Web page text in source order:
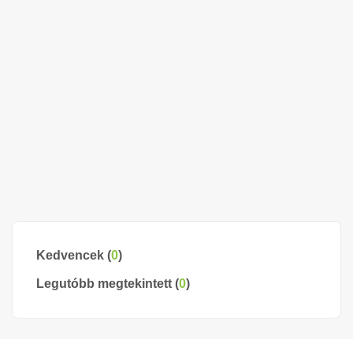
Kedvencek (0)
Legutóbb megtekintett (0)